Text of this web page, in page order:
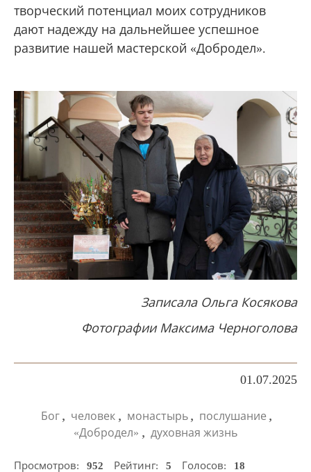
творческий потенциал моих сотрудников
дают надежду на дальнейшее успешное
развитие нашей мастерской «Добродел».
Записала Ольга Косякова
Фотографии Максима Черноголова
01.07.2025
Бог , человек , монастырь , послушание ,
«Добродел» , духовная жизнь
Просмотров: 952 Рейтинг: 5 Голосов:
18